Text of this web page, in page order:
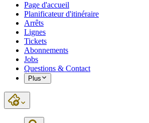
Page d'accueil
Planificateur d'itinéraire
Arrêts
Lignes
Tickets
Abonnements
Jobs
Questions & Contact
Plus